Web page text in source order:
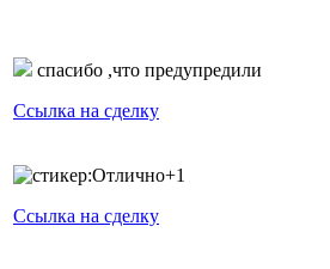
спасибо ,что предупредили
Ссылка на сделку
+1
Ссылка на сделку